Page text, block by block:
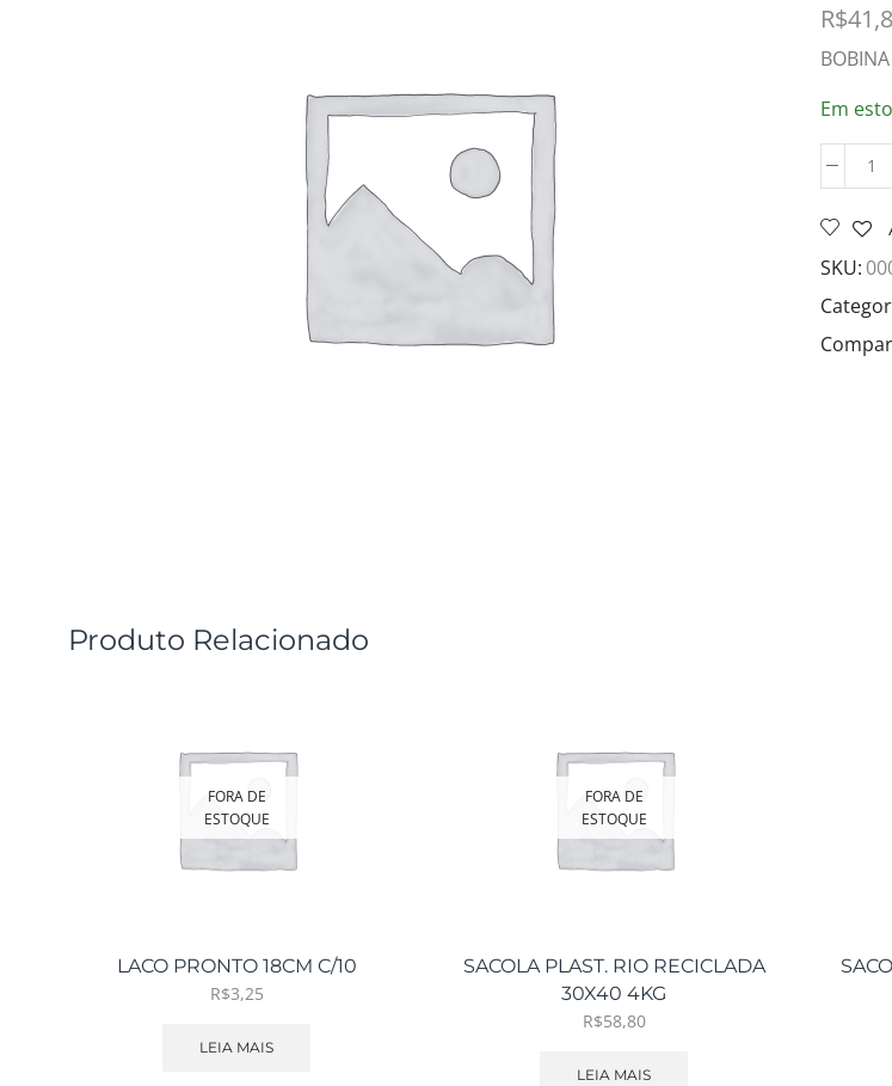
R$
Em
SKU:
Produto Relacionado
FORA DE
ESTOQUE
LACO PRONTO 18CM C/10
R$3,25
LEIA MAIS
FORA DE
ESTOQUE
SACOLA PLAST. RIO RECICLADA
30X40 4KG
R$58,80
LEIA MAIS